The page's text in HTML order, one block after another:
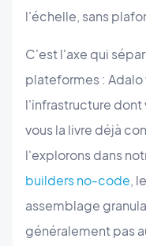
l'échelle, sans
C'est l'axe qui
plateformes : Adalo
l'infrastructure dont
vous la livre déjà
l'explorons dans
builders no-code,
assemblage
généralement pas